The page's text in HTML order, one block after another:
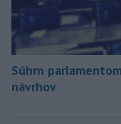
Súhrn
návrhov